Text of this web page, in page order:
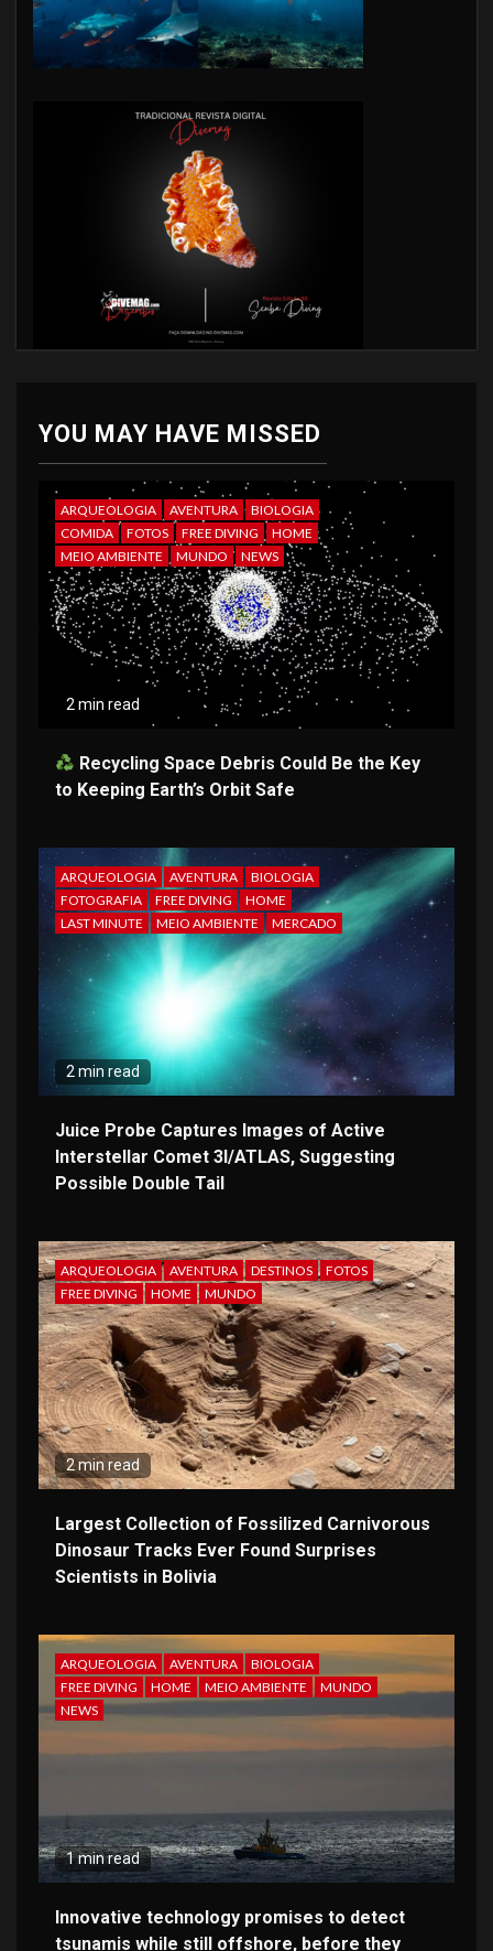
YOU MAY HAVE MISSED
ARQUEOLOGIA AVENTURA
BIOLOGIA
COMIDA
FOTOS FREE DIVING
HOME
MEIO AMBIENTE
MUNDO NEWS
2 min read
Recycling Space Debris Could Be the Key
to Keeping Earth’s Orbit Safe
ARQUEOLOGIA AVENTURA
BIOLOGIA
FOTOGRAFIA
FREE DIVING
HOME
LAST MINUTE
MEIO AMBIENTE MERCADO
2 min read
Juice Probe Captures Images of Active
Interstellar Comet 3I/ATLAS, Suggesting
Possible Double Tail
ARQUEOLOGIA AVENTURA DESTINOS
FOTOS
FREE DIVING
HOME MUNDO
2 min read
Largest Collection of Fossilized Carnivorous
Dinosaur Tracks Ever Found Surprises
Scientists in Bolivia
ARQUEOLOGIA AVENTURA
BIOLOGIA
FREE DIVING
HOME MEIO AMBIENTE
MUNDO
NEWS
1 min read
Innovative technology promises to detect
tsunamis while still offshore, before they